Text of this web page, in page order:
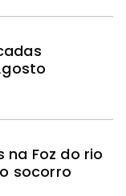
na Foz do rio
socorro